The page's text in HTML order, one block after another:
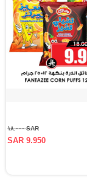
SAR ١٨.٠٠٠
SAR 9.950